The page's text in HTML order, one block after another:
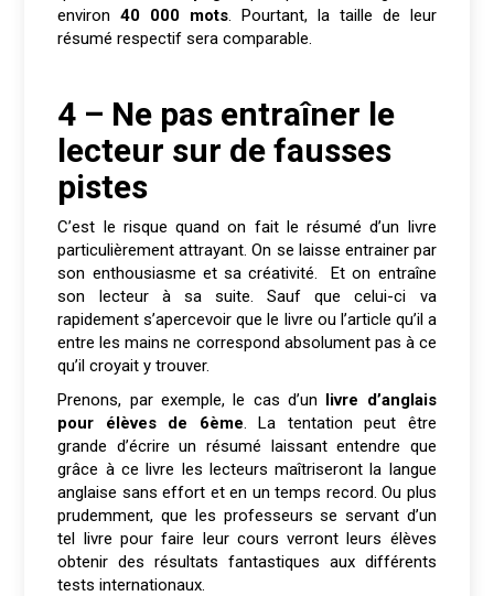
environ40 000 mots. Pourtant, la taille de leur
résumé respectif sera comparable.
4 – Ne pas entraîner le
lecteur sur de fausses
pistes
C’est le risque quand on fait le résumé d’un livre
particulièrement attrayant. On se laisse entrainer par
son enthousiasme et sa créativité. Et on entraîne
son lecteur à sa suite. Sauf que celui-ci va
rapidement s’apercevoir que le livre ou l’article qu’il a
entre les mains ne correspond absolument pas à ce
qu’il croyait y trouver.
Prenons, par exemple, le cas d’un livre d’anglais
pour élèves de 6ème. La tentation peut être
grande d’écrire un résumé laissant entendre que
grâce à ce livre les lecteurs maîtriseront la langue
anglaise sans effort et en un temps record. Ou plus
prudemment, que les professeurs se servant d’un
tel livre pour faire leur cours verront leurs élèves
obtenir des résultats fantastiques aux différents
tests internationaux.